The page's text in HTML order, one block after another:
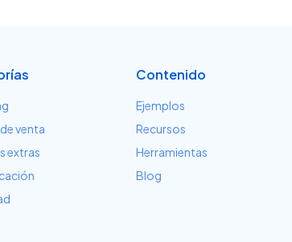
venta
extras
Contenido
Ejemplos
Recursos
Herramientas
Blog